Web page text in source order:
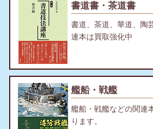
書道書・茶道書
書道、茶道、華道、陶
連本は買取強化中
艦船・戦艦
艦船・戦艦などの関連
ります。